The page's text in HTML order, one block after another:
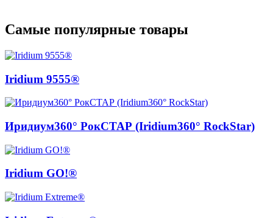
Самые популярные товары
Iridium 9555®
Иридиум360° РокСТАР (Iridium360° RockStar)
Iridium GO!®